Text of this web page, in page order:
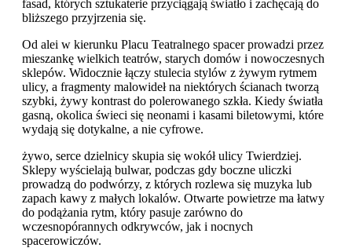
fasad, których sztukaterie przyciągają światło i zachęcają do
bliższego przyjrzenia się.
Od alei w kierunku Placu Teatralnego spacer prowadzi przez
mieszankę wielkich teatrów, starych domów i nowoczesnych
sklepów. Widocznie łączy stulecia stylów z żywym rytmem
ulicy, a fragmenty malowideł na niektórych ścianach tworzą
szybki, żywy kontrast do polerowanego szkła. Kiedy światła
gasną, okolica świeci się neonami i kasami biletowymi, które
wydają się dotykalne, a nie cyfrowe.
żywo, serce dzielnicy skupia się wokół ulicy Twierdziej.
Sklepy wyścielają bulwar, podczas gdy boczne uliczki
prowadzą do podwórzy, z których rozlewa się muzyka lub
zapach kawy z małych lokalów. Otwarte powietrze ma łatwy
do podążania rytm, który pasuje zarówno do
wczesnopórannych odkrywców, jak i nocnych
spacerowiczów.